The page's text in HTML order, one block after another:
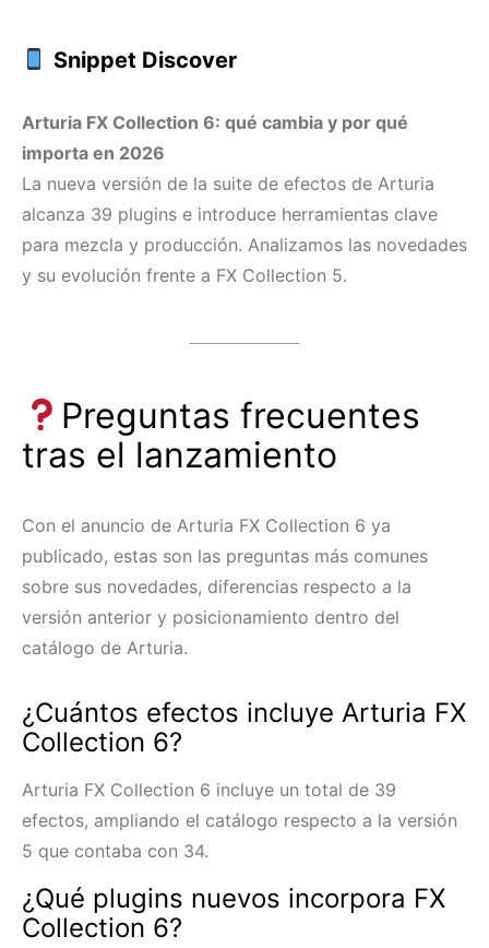
Snippet Discover
Arturia FX Collection 6: qué cambia y por qué
importa en 2026
La nueva versión de la suite de efectos de Arturia
alcanza 39 plugins e introduce herramientas clave
para mezcla y producción. Analizamos las novedades
y su evolución frente a FX Collection 5.
Preguntas frecuentes
tras el lanzamiento
Con el anuncio de Arturia FX Collection 6 ya
publicado, estas son las preguntas más comunes
sobre sus novedades, diferencias respecto a la
versión anterior y posicionamiento dentro del
catálogo de Arturia.
¿Cuántos efectos incluye Arturia FX
Collection 6?
Arturia FX Collection 6 incluye un total de 39
efectos, ampliando el catálogo respecto a la versión
5 que contaba con 34.
¿Qué plugins nuevos incorpora FX
Collection 6?